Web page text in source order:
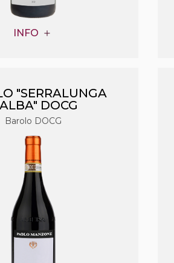
INFO
"SERRALUNGA
DOCG
Barolo DOCG